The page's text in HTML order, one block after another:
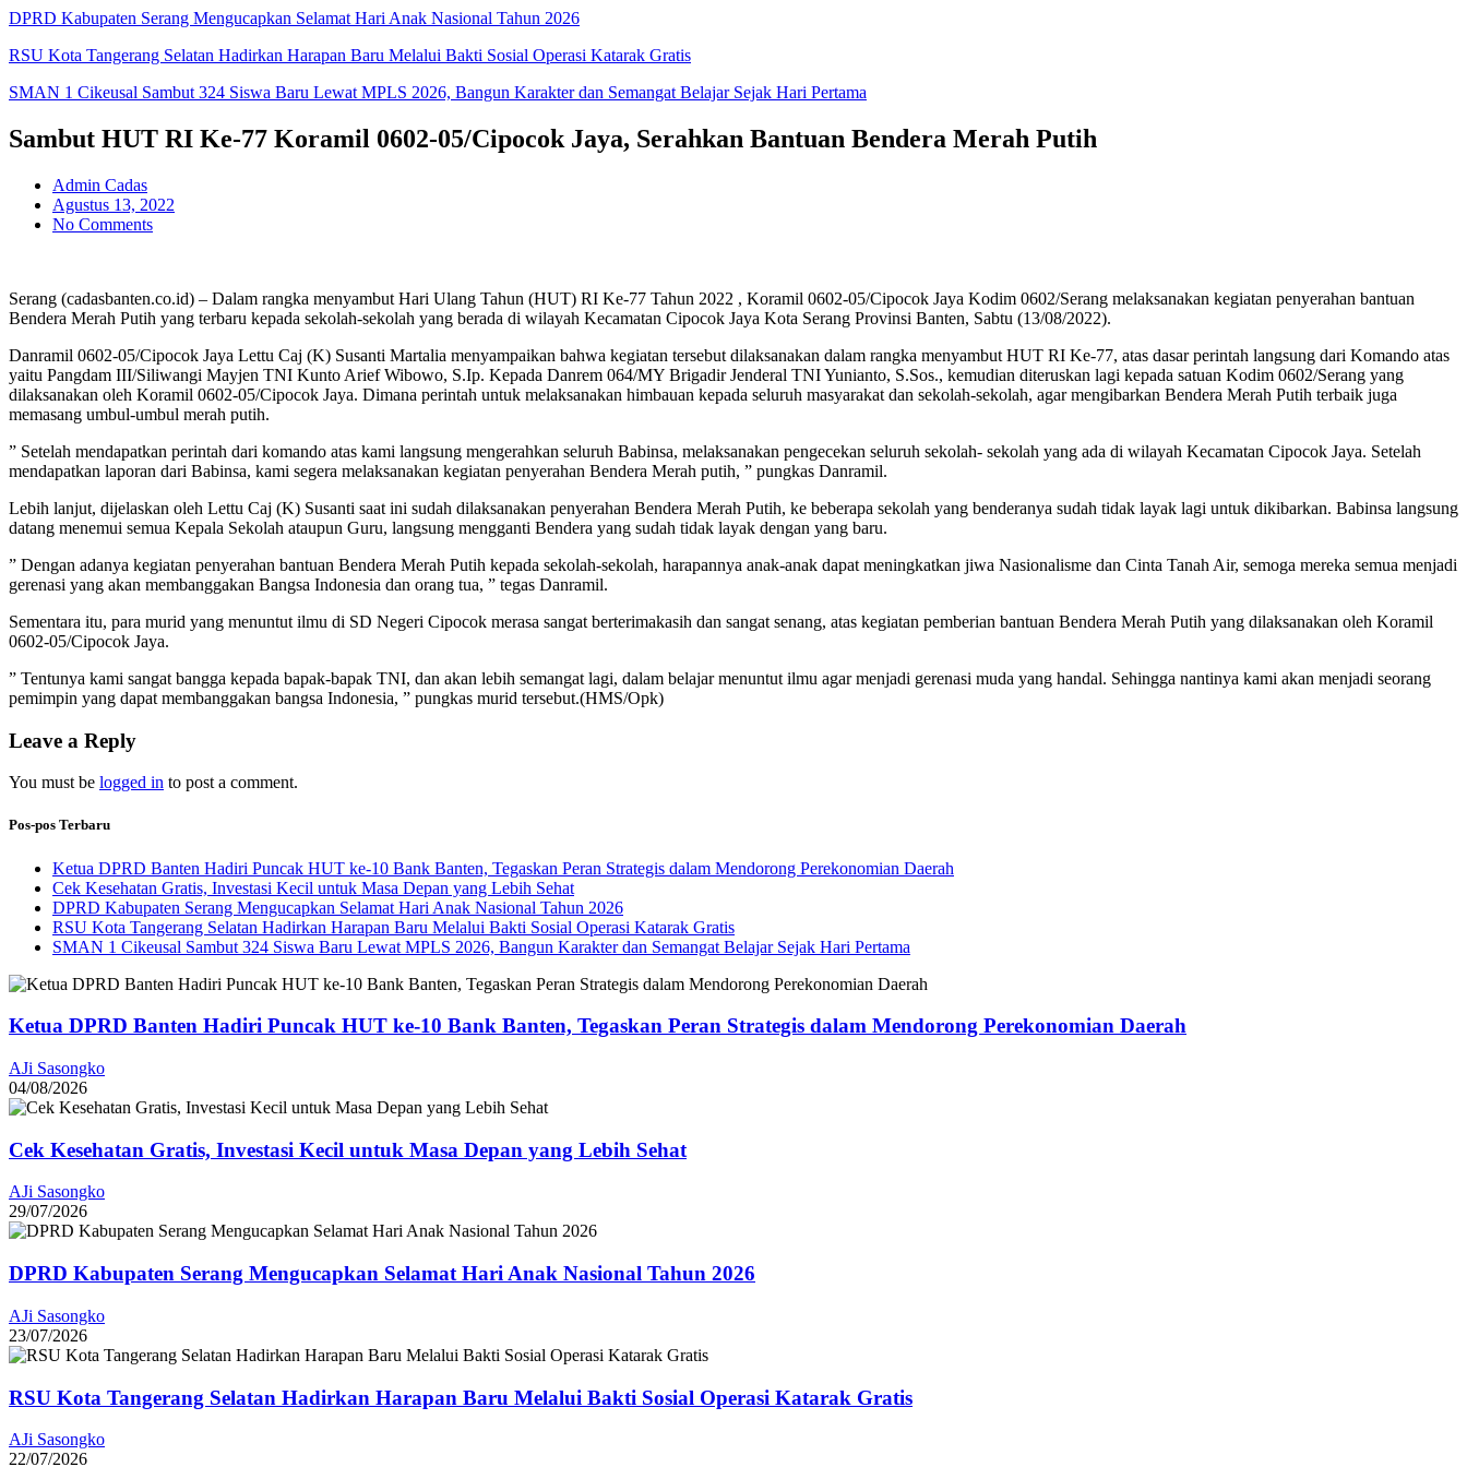
DPRD Kabupaten Serang Mengucapkan Selamat Hari Anak Nasional Tahun 2026
RSU Kota Tangerang Selatan Hadirkan Harapan Baru Melalui Bakti Sosial Operasi Katarak Gratis
SMAN 1 Cikeusal Sambut 324 Siswa Baru Lewat MPLS 2026, Bangun Karakter dan Semangat Belajar Sejak Hari Pertama
Sambut HUT RI Ke-77 Koramil 0602-05/Cipocok Jaya, Serahkan Bantuan Bendera Merah Putih
Admin Cadas
Agustus 13, 2022
No Comments
Serang (cadasbanten.co.id) – Dalam rangka menyambut Hari Ulang Tahun (HUT) RI Ke-77 Tahun 2022 , Koramil 0602-05/Cipocok Jaya Kodim 0602/Serang melaksanakan kegiatan penyerahan bantuan
Bendera Merah Putih yang terbaru kepada sekolah-sekolah yang berada di wilayah Kecamatan Cipocok Jaya Kota Serang Provinsi Banten, Sabtu (13/08/2022).
Danramil 0602-05/Cipocok Jaya Lettu Caj (K) Susanti Martalia menyampaikan bahwa kegiatan tersebut dilaksanakan dalam rangka menyambut HUT RI Ke-77, atas dasar perintah langsung dari Komando atas
yaitu Pangdam III/Siliwangi Mayjen TNI Kunto Arief Wibowo, S.Ip. Kepada Danrem 064/MY Brigadir Jenderal TNI Yunianto, S.Sos., kemudian diteruskan lagi kepada satuan Kodim 0602/Serang yang
dilaksanakan oleh Koramil 0602-05/Cipocok Jaya. Dimana perintah untuk melaksanakan himbauan kepada seluruh masyarakat dan sekolah-sekolah, agar mengibarkan Bendera Merah Putih terbaik juga
memasang umbul-umbul merah putih.
” Setelah mendapatkan perintah dari komando atas kami langsung mengerahkan seluruh Babinsa, melaksanakan pengecekan seluruh sekolah- sekolah yang ada di wilayah Kecamatan Cipocok Jaya. Setelah
mendapatkan laporan dari Babinsa, kami segera melaksanakan kegiatan penyerahan Bendera Merah putih, ” pungkas Danramil.
Lebih lanjut, dijelaskan oleh Lettu Caj (K) Susanti saat ini sudah dilaksanakan penyerahan Bendera Merah Putih, ke beberapa sekolah yang benderanya sudah tidak layak lagi untuk dikibarkan. Babinsa langsung
datang menemui semua Kepala Sekolah ataupun Guru, langsung mengganti Bendera yang sudah tidak layak dengan yang baru.
” Dengan adanya kegiatan penyerahan bantuan Bendera Merah Putih kepada sekolah-sekolah, harapannya anak-anak dapat meningkatkan jiwa Nasionalisme dan Cinta Tanah Air, semoga mereka semua menjadi
gerenasi yang akan membanggakan Bangsa Indonesia dan orang tua, ” tegas Danramil.
Sementara itu, para murid yang menuntut ilmu di SD Negeri Cipocok merasa sangat berterimakasih dan sangat senang, atas kegiatan pemberian bantuan Bendera Merah Putih yang dilaksanakan oleh Koramil
0602-05/Cipocok Jaya.
” Tentunya kami sangat bangga kepada bapak-bapak TNI, dan akan lebih semangat lagi, dalam belajar menuntut ilmu agar menjadi gerenasi muda yang handal. Sehingga nantinya kami akan menjadi seorang
pemimpin yang dapat membanggakan bangsa Indonesia, ” pungkas murid tersebut.(HMS/Opk)
Leave a Reply
You must be logged in to post a comment.
Pos-pos Terbaru
Ketua DPRD Banten Hadiri Puncak HUT ke-10 Bank Banten, Tegaskan Peran Strategis dalam Mendorong Perekonomian Daerah
Cek Kesehatan Gratis, Investasi Kecil untuk Masa Depan yang Lebih Sehat
DPRD Kabupaten Serang Mengucapkan Selamat Hari Anak Nasional Tahun 2026
RSU Kota Tangerang Selatan Hadirkan Harapan Baru Melalui Bakti Sosial Operasi Katarak Gratis
SMAN 1 Cikeusal Sambut 324 Siswa Baru Lewat MPLS 2026, Bangun Karakter dan Semangat Belajar Sejak Hari Pertama
Ketua DPRD Banten Hadiri Puncak HUT ke-10 Bank Banten, Tegaskan Peran Strategis dalam Mendorong Perekonomian Daerah
AJi Sasongko
04/08/2026
Cek Kesehatan Gratis, Investasi Kecil untuk Masa Depan yang Lebih Sehat
AJi Sasongko
29/07/2026
DPRD Kabupaten Serang Mengucapkan Selamat Hari Anak Nasional Tahun 2026
AJi Sasongko
23/07/2026
RSU Kota Tangerang Selatan Hadirkan Harapan Baru Melalui Bakti Sosial Operasi Katarak Gratis
AJi Sasongko
22/07/2026